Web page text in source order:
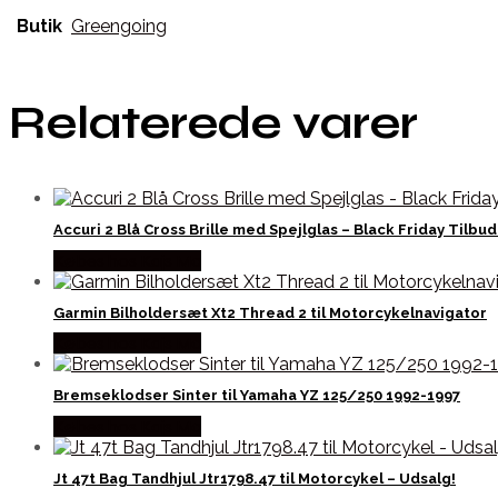
Butik Greengoing
Relaterede varer
Accuri 2 Blå Cross Brille med Spejlglas – Black Friday
Garmin Bilholdersæt Xt2 Thread 2 til Motorcykelnavigator
Bremseklodser Sinter til Yamaha YZ 125/250 1992-1997
Jt 47t Bag Tandhjul Jtr1798.47 til Motorcykel – Udsalg!